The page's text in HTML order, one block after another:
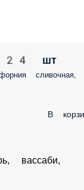
24 шт
сливочная,
В
вассаби,